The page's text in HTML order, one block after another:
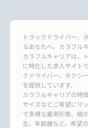
トラックドライバー、
るあなたへ、カラフル
カラフルキャリアは、
に特化した求人サイト
クドライバー、タクシ
を提供しています。
カラフルキャリアの特
サイズなどご希望にマ
で多様な雇用形態、細
生、年齢層など、希望